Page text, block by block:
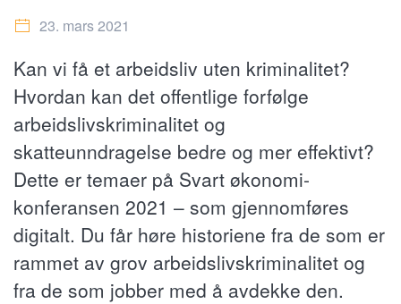
23. mars 2021
Kan vi få et arbeidsliv uten kriminalitet?
Hvordan kan det offentlige forfølge
arbeidslivskriminalitet og
skatteunndragelse bedre og mer effektivt?
Dette er temaer på Svart økonomi-
konferansen 2021 – som gjennomføres
digitalt. Du får høre historiene fra de som er
rammet av grov arbeidslivskriminalitet og
fra de som jobber med å avdekke den.